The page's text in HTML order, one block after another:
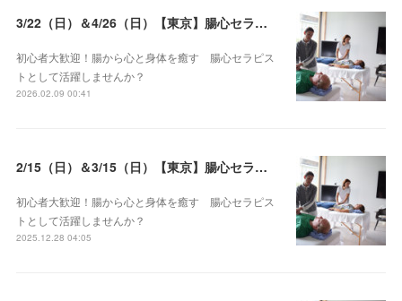
3/22（日）＆4/26（日）【東京】腸心セラピスト養成コース《２日間コース》開講決定
初心者大歓迎！腸から心と身体を癒す 腸心セラピス
トとして活躍しませんか？
2026.02.09 00:41
2/15（日）＆3/15（日）【東京】腸心セラピスト養成コース《２日間コース》開講決定
初心者大歓迎！腸から心と身体を癒す 腸心セラピス
トとして活躍しませんか？
2025.12.28 04:05